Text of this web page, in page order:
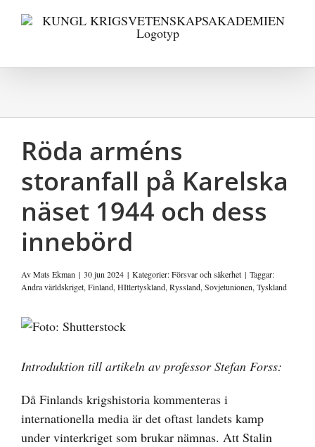
Röda arméns
storanfall på Karelska
näset 1944 och dess
innebörd
AvMats Ekman | 30 jun 2024 | Kategorier:Försvar och säkerhet | Taggar:
Andra världskriget, Finland, HItlertyskland, Ryssland, Sovjetunionen, Tyskland
Visa
bild
Introduktion till artikeln av professor Stefan Forss:
Då Finlands krigshistoria kommenteras i
internationella media är det oftast landets kamp
under vinterkriget som brukar nämnas. Att Stalin